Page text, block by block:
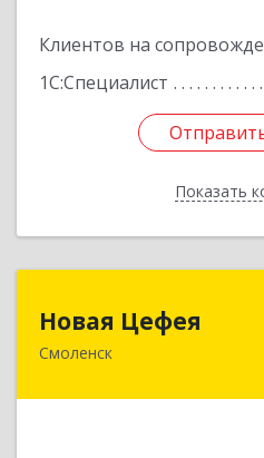
Клиентов на
1С:Специалист
Показать
Новая Цефея
Смоленск
214018, Смоленская обл,